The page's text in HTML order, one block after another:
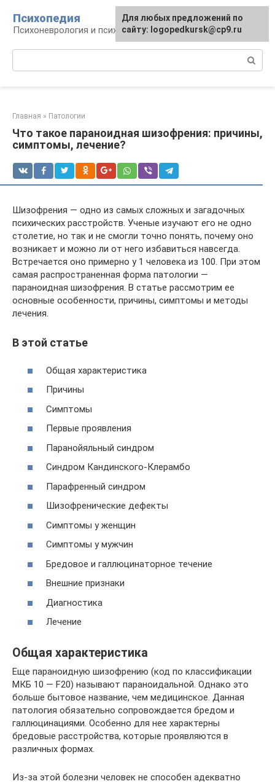
контенту
Психопедия
Психоневрология и психиатрия
Главная » Патологии
Что такое параноидная шизофрения: причины,
симптомы, лечение?
Шизофрения — одно из самых сложных и загадочных
психических расстройств. Ученые изучают его не одно
столетие, но так и не смогли точно понять, почему оно
возникает и можно ли от него избавиться навсегда.
Встречается оно примерно у 1 человека из 100. При этом
самая распространенная форма патологии —
параноидная шизофрения. В статье рассмотрим ее
основные особенности, причины, симптомы и методы
лечения.
В этой статье
Общая характеристика
Причины
Симптомы
Первые проявления
Паранойяльный синдром
Синдром Кандинского-Клерамбо
Парафренный синдром
Шизофренические дефекты
Симптомы у женщин
Симптомы у мужчин
Бредовое и галлюцинаторное течение
Внешние признаки
Диагностика
Лечение
Общая характеристика
Еще параноидную шизофрению (код по классификации
МКБ 10 — F20) называют параноидальной. Однако это
больше бытовое название, чем медицинское. Данная
патология обязательно сопровождается бредом и
галлюцинациями. Особенно для нее характерны
бредовые расстройства, которые проявляются в
различных формах.
Из-за этой болезни человек не способен адекватно
Для любых предложений по
сайту: logopedkursk@cp9.ru